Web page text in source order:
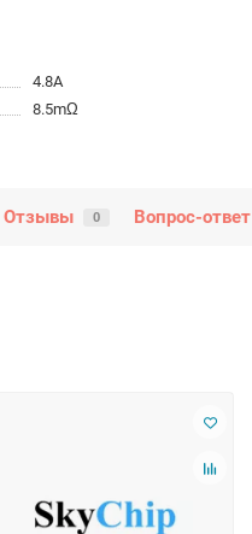
4.8A
8.5mΩ
Отзывы 0 Вопрос-ответ